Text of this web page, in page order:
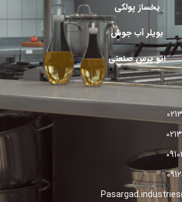
یخساز پولکی
بویلر آب جوش
اتو پرس صنعتی